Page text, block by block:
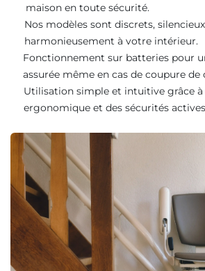
maison en toute sécurité.
Nos modèles sont discrets,
harmonieusement à votre intérieur.
Fonctionnement sur batteries pour
assurée même en cas de coupure de
Utilisation simple et intuitive grâce
ergonomique et des sécurités